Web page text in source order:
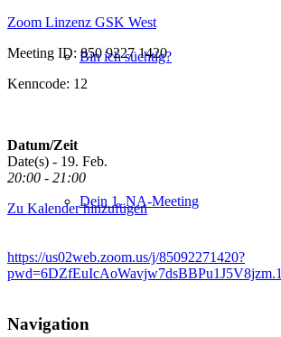
Bin ich süchtig?
Dein 1. NA-Meeting
Zoom Linzenz GSK West
Meeting ID: 850 9227 1420
Kenncode: 12
Datum/Zeit
Date(s) - 19. Feb.
20:00 - 21:00
Zu Kalender hinzufügen
https://us02web.zoom.us/j/85092271420?
pwd=6DZfEuIcAoWavjw7dsBBPu1J5V8jzm.1
Navigation